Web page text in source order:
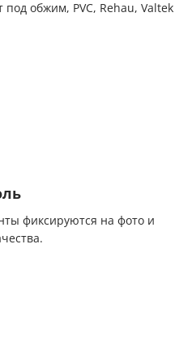
под обжим, PVC, Rehau, Valtek
фиксируются на фото и